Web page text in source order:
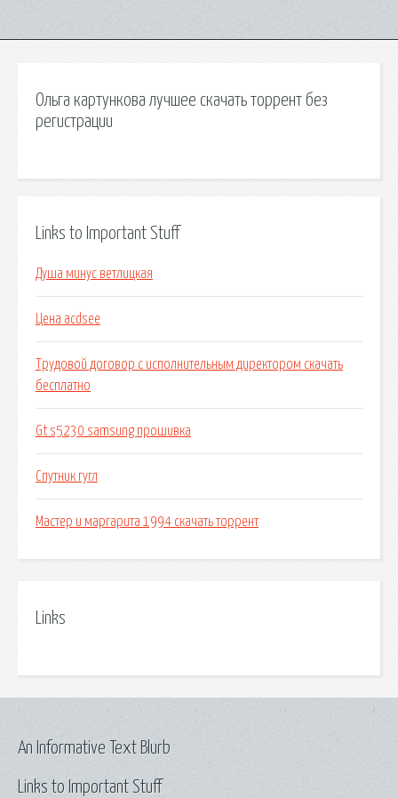
Ольга картункова лучшее скачать торрент без
регистрации
Links to Important Stuff
Душа минус ветлицкая
Цена acdsee
Трудовой договор с исполнительным директором скачать
бесплатно
Gt s5230 samsung прошивка
Спутник гугл
Мастер и маргарита 1994 скачать торрент
Links
Links to Important Stuff
An Informative Text Blurb